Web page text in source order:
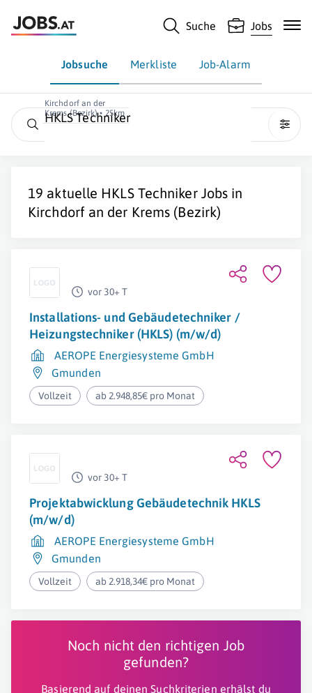
Suche Jobs
Jobsuche Merkliste Job-Alarm
Kirchdorf an der
Krems (Bezirk) • 25km
HKLS Techniker
19 aktuelle HKLS TechnikerJobs in
Kirchdorf an der Krems (Bezirk)
vor 30+ T
Installations- und Gebäudetechniker /
Heizungstechniker (HKLS) (m/w/d)
AEROPE Energiesysteme GmbH
Gmunden
Vollzeit ab 2.948,85€ pro Monat
vor 30+ T
Projektabwicklung Gebäudetechnik HKLS
(m/w/d)
AEROPE Energiesysteme GmbH
Gmunden
Vollzeit ab 2.918,34€ pro Monat
Noch nicht den richtigen Job
gefunden?
Basierend auf deinen Suchkriterien erhälst du